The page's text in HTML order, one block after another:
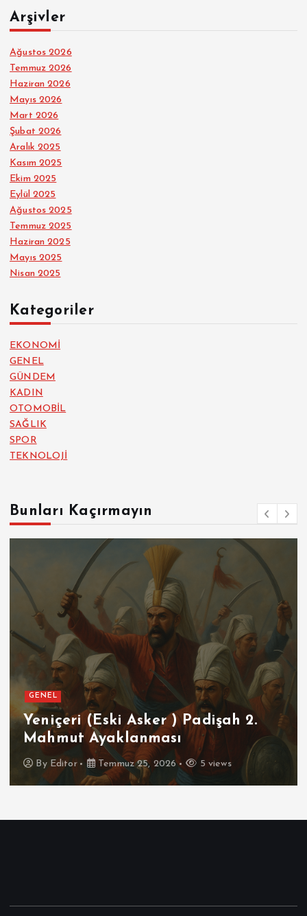
Arşivler
Ağustos 2026
Temmuz 2026
Haziran 2026
Mayıs 2026
Mart 2026
Şubat 2026
Aralık 2025
Kasım 2025
Ekim 2025
Eylül 2025
Ağustos 2025
Temmuz 2025
Haziran 2025
Mayıs 2025
Nisan 2025
Kategoriler
EKONOMİ
GENEL
GÜNDEM
KADIN
OTOMOBİL
SAĞLIK
SPOR
TEKNOLOJİ
Bunları Kaçırmayın
) Padişah 2.
5 views
GENEL
Futbolun
İspanya
By Editor Temmuz 16,